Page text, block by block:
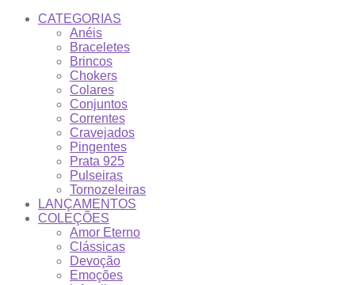
CATEGORIAS
Anéis
Braceletes
Brincos
Chokers
Colares
Conjuntos
Correntes
Cravejados
Pingentes
Prata 925
Pulseiras
Tornozeleiras
LANÇAMENTOS
COLEÇÕES
Amor Eterno
Clássicas
Devoção
Emoções